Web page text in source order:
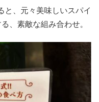
と、元々美味しいスパイ
、素敵な組み合わせ。